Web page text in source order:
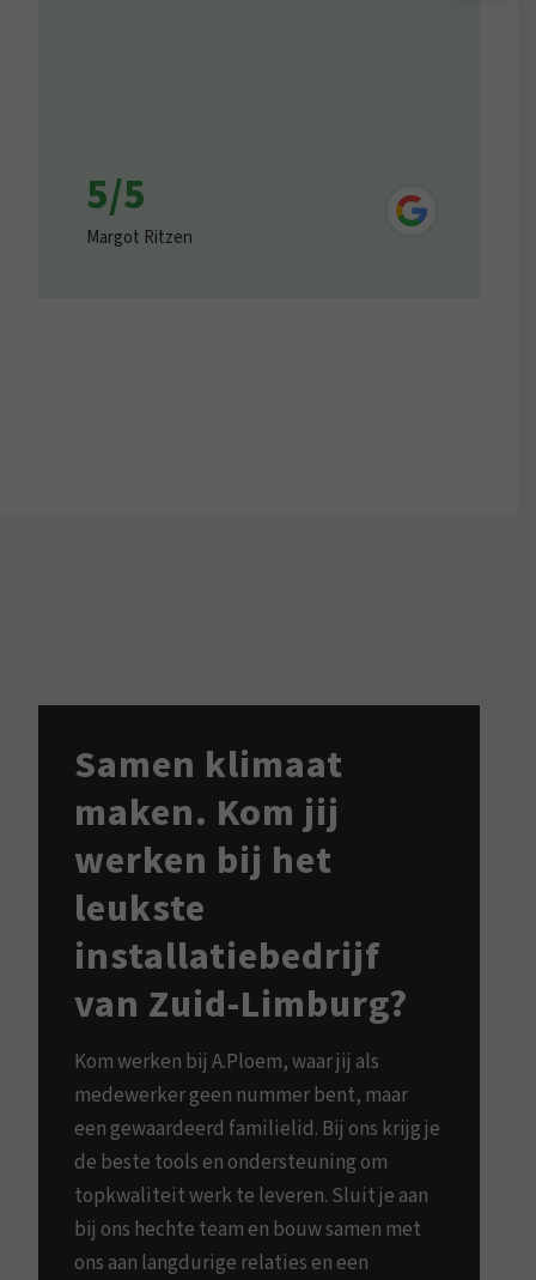
5/5
Margot Ritzen
Samen klimaat
maken. Kom jij
werken bij het
leukste
installatiebedrijf
van Zuid-Limburg?
Kom werken bij A.Ploem, waar jij als
medewerker geen nummer bent, maar
een gewaardeerd familielid. Bij ons krijg je
de beste tools en ondersteuning om
topkwaliteit werk te leveren. Sluit je aan
bij ons hechte team en bouw samen met
ons aan langdurige relaties en een